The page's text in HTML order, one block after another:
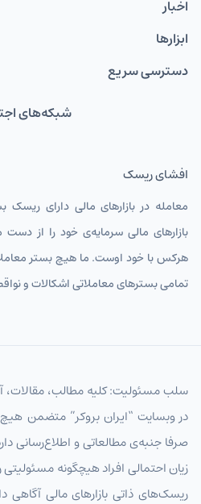
اخبار
ابزارها
دسترسی سریع
شبکه‌های
افشای ریسک
معامله در بازارهای مالی دارای ریسک
بازارهای مالی سرمایه‌ی خود را از
هرکس با خود اوست. ما هیچ بستر
تمامی بسترهای معاملاتی اشکالات و
سلب مسئولیت: کلیه مطالب، مقالات،
در وبسایت “ایران بروکر” متضمن
صرفا جنبه‌ی مطالعاتی و اطلاع‌رسانی
زیان احتمالی افراد هیچگونه مسئولیتی
ریسک‌های ذاتی بازارهای مالی آگاهی